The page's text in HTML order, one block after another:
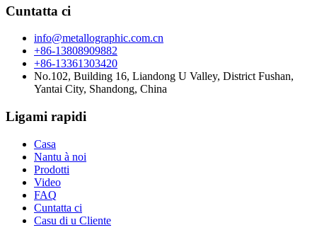
Cuntatta ci
info@metallographic.com.cn
+86-13808909882
+86-13361303420
No.102, Building 16, Liandong U Valley, District Fushan,
Yantai City, Shandong, China
Ligami rapidi
Casa
Nantu à noi
Prodotti
Video
FAQ
Cuntatta ci
Casu di u Cliente